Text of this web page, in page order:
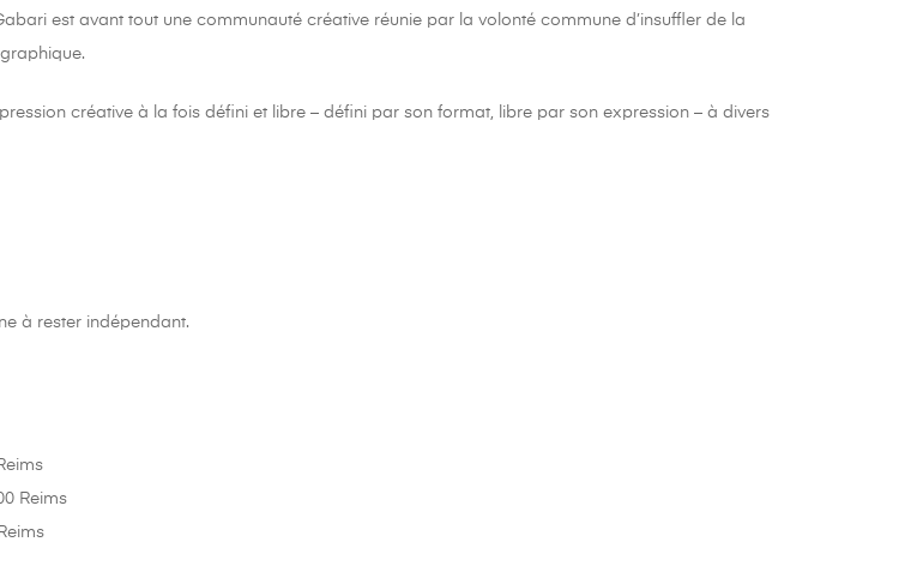
est avant tout une communauté créative réunie par la volonté commune d’insuffler de la
créative à la fois défini et libre – défini par son format, libre par son expression – à divers
à rester indépendant.
Reims